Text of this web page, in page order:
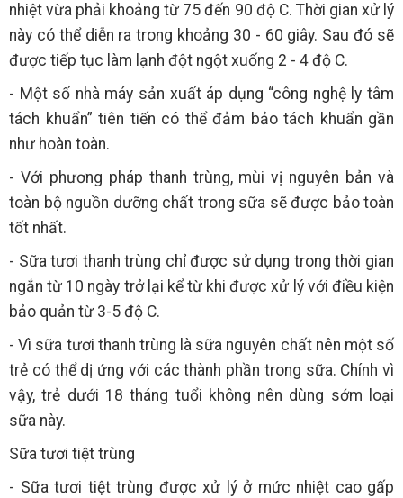
nhiệt vừa phải khoảng từ 75 đến 90 độ C. Thời gian xử lý
này có thể diễn ra trong khoảng 30 - 60 giây. Sau đó sẽ
được tiếp tục làm lạnh đột ngột xuống 2 - 4 độ C.
- Một số nhà máy sản xuất áp dụng “công nghệ ly tâm
tách khuẩn” tiên tiến có thể đảm bảo tách khuẩn gần
như hoàn toàn.
- Với phương pháp thanh trùng, mùi vị nguyên bản và
toàn bộ nguồn dưỡng chất trong sữa sẽ được bảo toàn
tốt nhất.
- Sữa tươi thanh trùng chỉ được sử dụng trong thời gian
ngắn từ 10 ngày trở lại kể từ khi được xử lý với điều kiện
bảo quản từ 3-5 độ C.
- Vì sữa tươi thanh trùng là sữa nguyên chất nên một số
trẻ có thể dị ứng với các thành phần trong sữa. Chính vì
vậy, trẻ dưới 18 tháng tuổi không nên dùng sớm loại
sữa này.
Sữa tươi tiệt trùng
- Sữa tươi tiệt trùng được xử lý ở mức nhiệt cao gấp